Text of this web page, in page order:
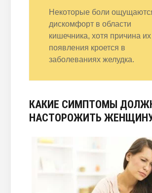
Некоторые боли
дискомфорт в области
кишечника, хотя причина их
появления кроется в
заболеваниях желудка.
КАКИЕ СИМПТОМЫ
НАСТОРОЖИТЬ